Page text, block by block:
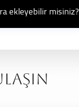
ekleyebilir misiniz?